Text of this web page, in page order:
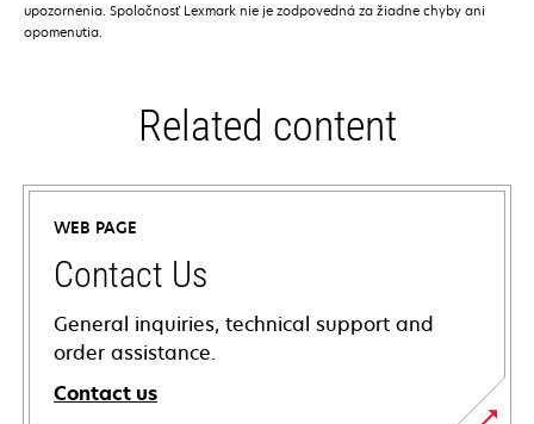
upozornenia. Spoločnosť Lexmark nie je zodpovedná za žiadne chyby ani
opomenutia.
Related content
WEB PAGE
Contact Us
General inquiries, technical support and
order assistance.
Contact us